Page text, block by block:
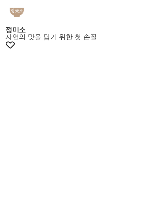
정미소
자연의 맛을 담기 위한 첫 손질